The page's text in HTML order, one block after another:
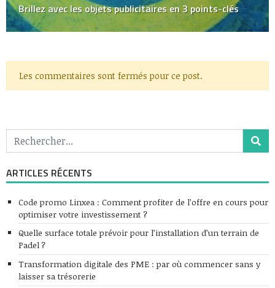
Brillez avec les objets publicitaires en 3 points-clés
Les commentaires sont fermés pour ce post.
ARTICLES RÉCENTS
Code promo Linxea : Comment profiter de l’offre en cours pour
optimiser votre investissement ?
Quelle surface totale prévoir pour l’installation d’un terrain de
Padel ?
Transformation digitale des PME : par où commencer sans y
laisser sa trésorerie